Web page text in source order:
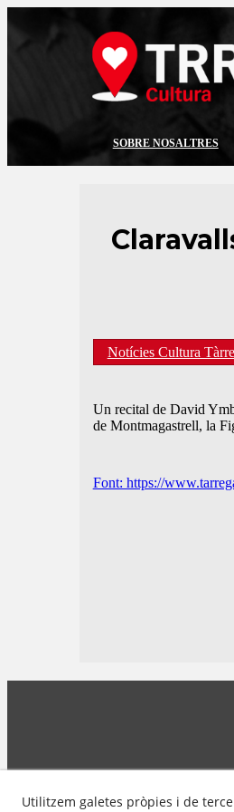
SOBRE NOSALTRES
Notícies Cultura
Un recital de David
de Montmagastrell, la
Font: https://
Utilitzem galetes pròpies i de